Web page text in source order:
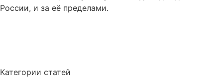
России, и за её пределами.
Категории статей